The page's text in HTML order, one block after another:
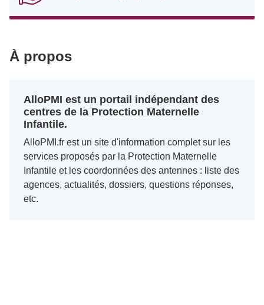
À propos
AlloPMI est un portail indépendant des
centres de la Protection Maternelle
Infantile.
AlloPMI.fr est un site d'information complet sur les
services proposés par la Protection Maternelle
Infantile et les coordonnées des antennes : liste des
agences, actualités, dossiers, questions réponses,
etc.